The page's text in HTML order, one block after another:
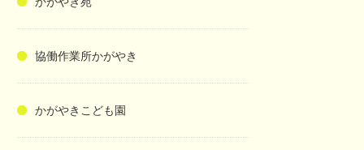
協働作業所かがやき
かがやきこども園